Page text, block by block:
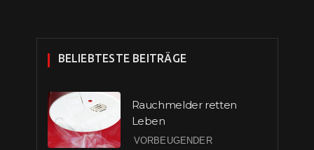
BELIEBTESTE BEITRÄGE
Rauchmelder retten
Leben
VORBEUGENDER